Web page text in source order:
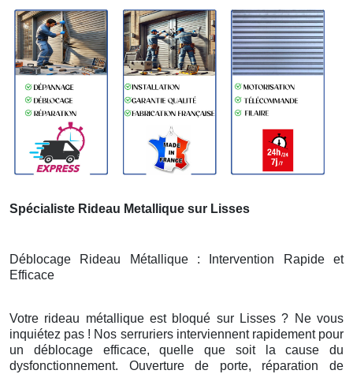
Spécialiste Rideau Metallique sur Lisses
Déblocage Rideau Métallique : Intervention Rapide et
Efficace
Votre rideau métallique est bloqué sur Lisses ? Ne vous
inquiétez pas ! Nos serruriers interviennent rapidement pour
un déblocage efficace, quelle que soit la cause du
dysfonctionnement. Ouverture de porte, réparation de